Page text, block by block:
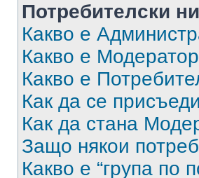
Потребителски
Какво е
Какво е
Какво е
Как да се
Как да стана
Защо някои
Какво е “група по